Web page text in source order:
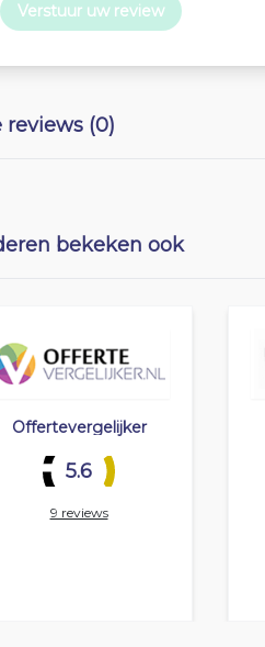
Verstuur uw review
reviews (0)
bekeken ook
Offertevergelijker
5.6
9 reviews